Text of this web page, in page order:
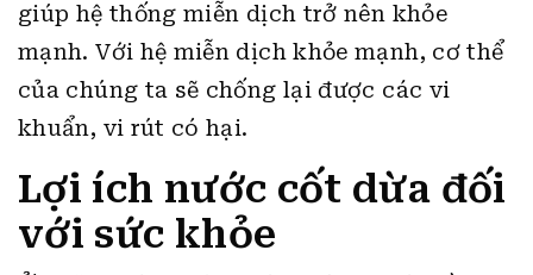
giúp hệ thống miễn dịch trở nên khỏe
mạnh. Với hệ miễn dịch khỏe mạnh, cơ thể
của chúng ta sẽ chống lại được các vi
khuẩn, vi rút có hại.
Lợi ích nước cốt dừa đối
với sức khỏe